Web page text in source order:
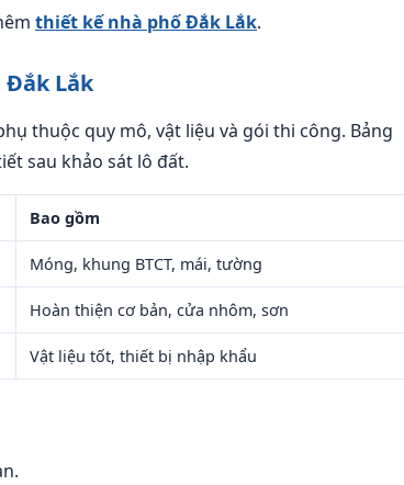
thiết kế nhà phố Đắk Lắk.
Lắk
thuộc quy mô, vật liệu và gói thi công. Bảng
sau khảo sát lô đất.
Bao gồm
Móng, khung BTCT, mái, tường
Hoàn thiện cơ bản, cửa nhôm, sơn
Vật liệu tốt, thiết bị nhập khẩu